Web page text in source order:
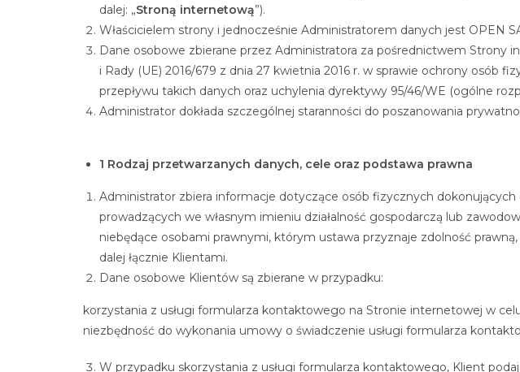
dalej: „Stroną internetową”).
Właścicielem strony i jednocześnie Administratorem danych jest OPEN
Dane osobowe zbierane przez Administratora za pośrednictwem
i Rady (UE) 2016/679 z dnia 27 kwietnia 2016 r. w sprawie ochrony osób
przepływu takich danych oraz uchylenia dyrektywy 95/46/WE (ogólne
Administrator dokłada szczególnej staranności do poszanowania
1 Rodzaj przetwarzanych danych, cele oraz podstawa prawna
Administrator zbiera informacje dotyczące osób fizycznych
prowadzących we własnym imieniu działalność gospodarczą lub
niebędące osobami prawnymi, którym ustawa przyznaje zdolność
dalej łącznie Klientami.
Dane osobowe Klientów są zbierane w przypadku:
korzystania z usługi formularza kontaktowego na Stronie internetowej w
niezbędność do wykonania umowy o świadczenie usługi formularza
W przypadku skorzystania z usługi formularza kontaktowego, Klient